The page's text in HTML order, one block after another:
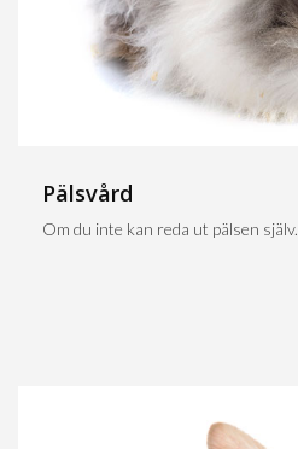
Pälsvård
Om du inte kan reda ut pälsen själv.